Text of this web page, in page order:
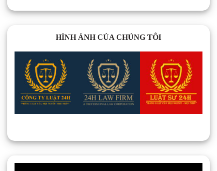
HÌNH ẢNH CỦA CHÚNG TÔI